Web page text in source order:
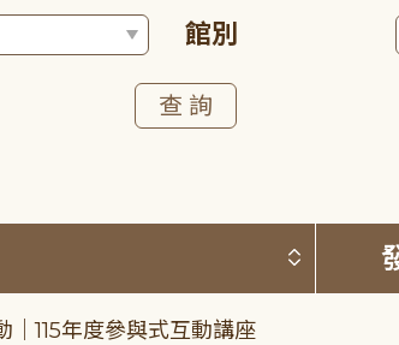
館別
按標題
115年度參與式互動講座